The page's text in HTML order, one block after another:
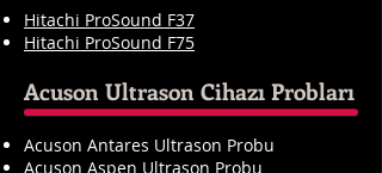
Hitachi ProSound F37
Hitachi ProSound F75
Acuson Ultrason Cihazı Probları
Acuson Antares Ultrason Probu
Acuson Aspen Ultrason Probu